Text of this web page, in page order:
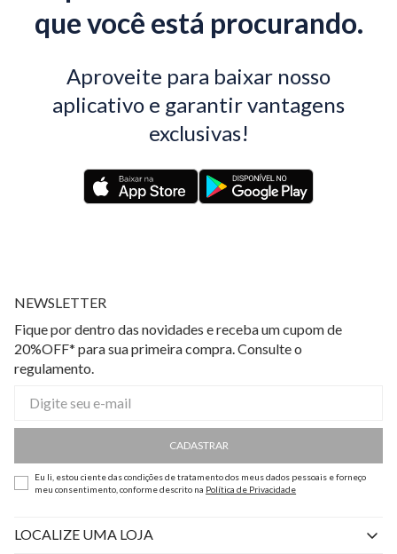
que você está procurando.
Aproveite para baixar nosso
aplicativo e garantir vantagens
exclusivas!
NEWSLETTER
Fique por dentro das novidades e receba um cupom de
20%OFF* para sua primeira compra. Consulte o
regulamento.
CADASTRAR
Eu li, estou ciente das condições de tratamento dos meus dados pessoais e forneço
meu consentimento, conforme descrito na Política de Privacidade
LOCALIZE UMA LOJA